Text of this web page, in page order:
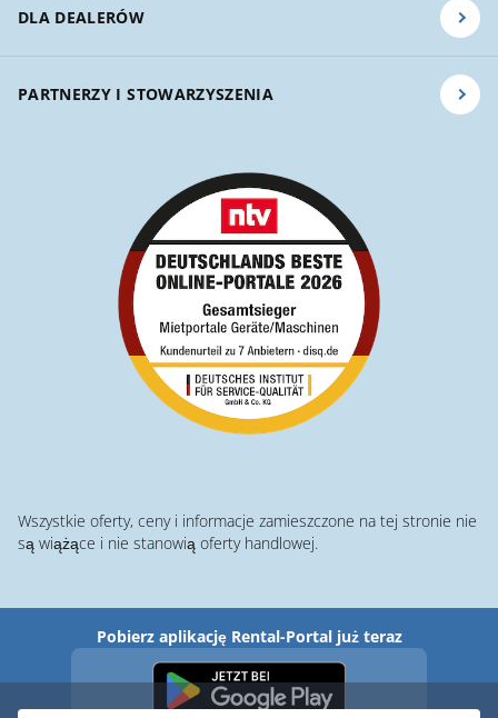
DLA DEALERÓW
PARTNERZY I STOWARZYSZENIA
Wszystkie oferty, ceny i informacje zamieszczone na tej stronie nie
są wiążące i nie stanowią oferty handlowej.
Pobierz aplikację Rental-Portal już teraz